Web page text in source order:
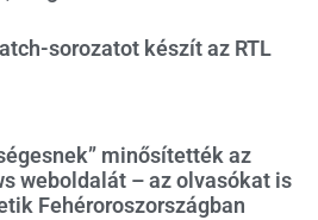
sorozatot készít az RTL
minősítették az
weboldalát – az olvasókat is
Fehéroroszországban